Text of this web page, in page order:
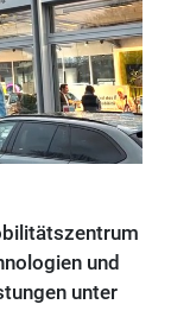
und
unter